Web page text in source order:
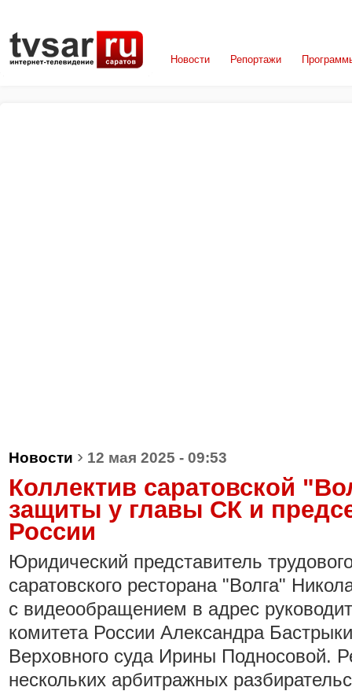
Новости Репортажи
Новости › 12 мая 2025 - 09:53
Коллектив саратовской
защиты у главы СК и
России
Юридический представитель
саратовского ресторана "Волга"
с видеообращением в адрес
комитета России Александра
Верховного суда Ирины Подносовой.
нескольких арбитражных